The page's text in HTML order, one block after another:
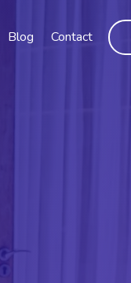
Blog Contact